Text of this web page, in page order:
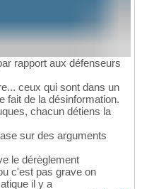
rapport aux défenseurs
ceux qui sont dans un
fait de la désinformation.
chacun détiens la
sur des arguments
le dérèglement
c'est pas grave on
il y a